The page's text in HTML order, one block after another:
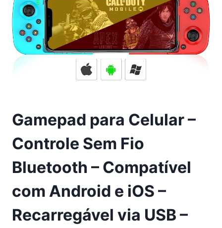
Gamepad para Celular –
Controle Sem Fio
Bluetooth – Compatível
com Android e iOS –
Recarregável via USB –